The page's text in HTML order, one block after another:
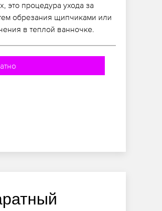
это процедура ухода за
обрезания щипчиками или
в теплой ванночке.